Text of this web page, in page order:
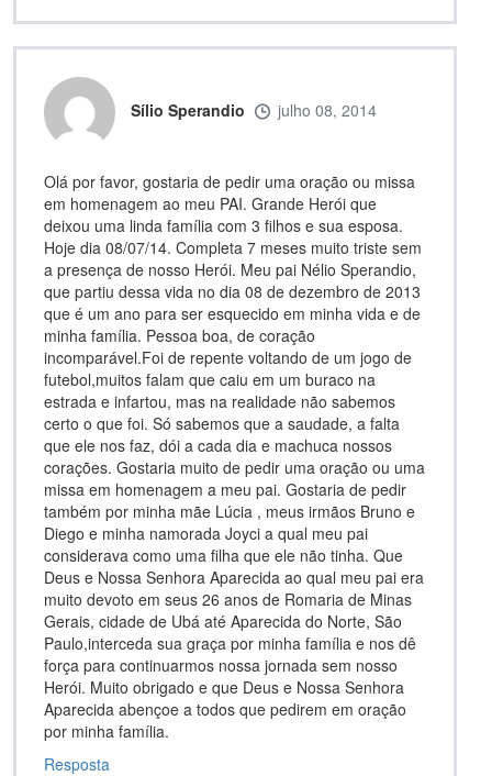
Sílio Sperandio julho 08, 2014
Olá por favor, gostaria de pedir uma oração ou missa
em homenagem ao meu PAI. Grande Herói que
deixou uma linda família com 3 filhos e sua esposa.
Hoje dia 08/07/14. Completa 7 meses muito triste sem
a presença de nosso Herói. Meu pai Nélio Sperandio,
que partiu dessa vida no dia 08 de dezembro de 2013
que é um ano para ser esquecido em minha vida e de
minha família. Pessoa boa, de coração
incomparável.Foi de repente voltando de um jogo de
futebol,muitos falam que caiu em um buraco na
estrada e infartou, mas na realidade não sabemos
certo o que foi. Só sabemos que a saudade, a falta
que ele nos faz, dói a cada dia e machuca nossos
corações. Gostaria muito de pedir uma oração ou uma
missa em homenagem a meu pai. Gostaria de pedir
também por minha mãe Lúcia , meus irmãos Bruno e
Diego e minha namorada Joyci a qual meu pai
considerava como uma filha que ele não tinha. Que
Deus e Nossa Senhora Aparecida ao qual meu pai era
muito devoto em seus 26 anos de Romaria de Minas
Gerais, cidade de Ubá até Aparecida do Norte, São
Paulo,interceda sua graça por minha família e nos dê
força para continuarmos nossa jornada sem nosso
Herói. Muito obrigado e que Deus e Nossa Senhora
Aparecida abençoe a todos que pedirem em oração
por minha família.
Resposta